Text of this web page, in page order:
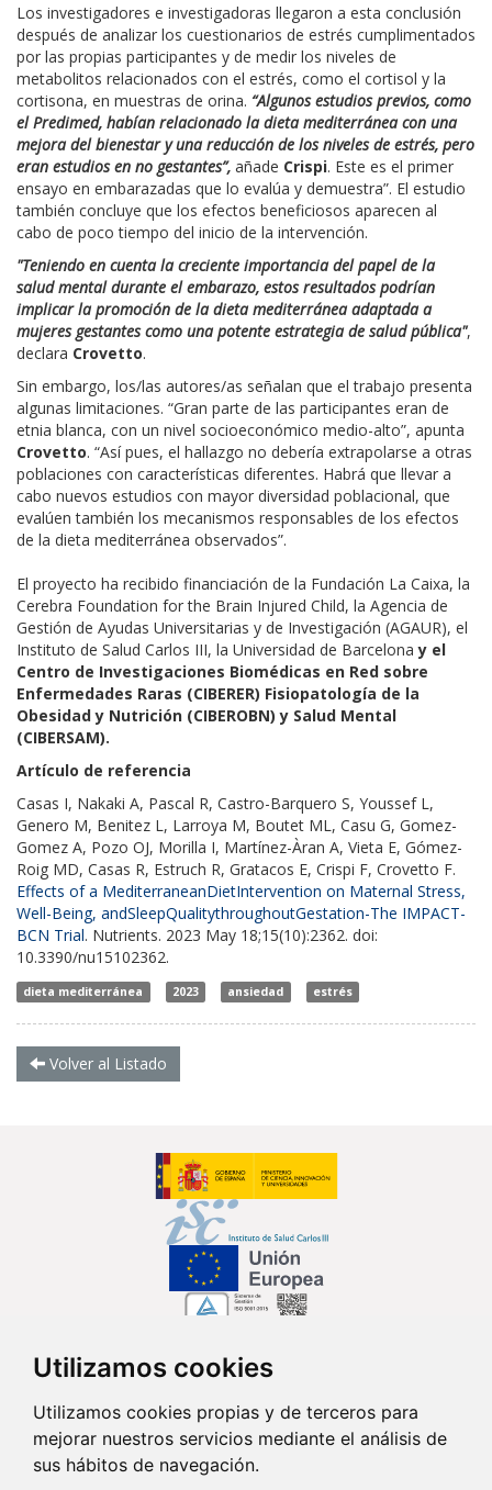
Utilizamos cookies
Utilizamos cookies propias y de terceros para
mejorar nuestros servicios mediante el análisis de
sus hábitos de navegación.
Los investigadores e investigadoras llegaron a esta conclusión
después de analizar los cuestionarios de estrés cumplimentados
por las propias participantes y de medir los niveles de
metabolitos relacionados con el estrés, como el cortisol y la
cortisona, en muestras de orina. “Algunos estudios previos, como
el Predimed, habían relacionado la dieta mediterránea con una
mejora del bienestar y una reducción de los niveles de estrés, pero
eran estudios en no gestantes”, añade Crispi. Este es el primer
ensayo en embarazadas que lo evalúa y demuestra”. El estudio
también concluye que los efectos beneficiosos aparecen al
cabo de poco tiempo del inicio de la intervención.
"Teniendo en cuenta la creciente importancia del papel de la
salud mental durante el embarazo, estos resultados podrían
implicar la promoción de la dieta mediterránea adaptada a
mujeres gestantes como una potente estrategia de salud pública",
declara Crovetto.
Sin embargo, los/las autores/as señalan que el trabajo presenta
algunas limitaciones. “Gran parte de las participantes eran de
etnia blanca, con un nivel socioeconómico medio-alto”, apunta
Crovetto. “Así pues, el hallazgo no debería extrapolarse a otras
poblaciones con características diferentes. Habrá que llevar a
cabo nuevos estudios con mayor diversidad poblacional, que
evalúen también los mecanismos responsables de los efectos
de la dieta mediterránea observados”.
El proyecto ha recibido financiación de la Fundación La Caixa, la
Cerebra Foundation for the Brain Injured Child, la Agencia de
Gestión de Ayudas Universitarias y de Investigación (AGAUR), el
Instituto de Salud Carlos III, la Universidad de Barcelonay el
Centro de Investigaciones Biomédicas en Red sobre
Enfermedades Raras (CIBERER) Fisiopatología de la
Obesidad y Nutrición (CIBEROBN) y Salud Mental
(CIBERSAM).
Artículo de referencia
Casas I, Nakaki A, Pascal R, Castro-Barquero S, Youssef L,
Genero M, Benitez L, Larroya M, Boutet ML, Casu G, Gomez-
Gomez A, Pozo OJ, Morilla I, Martínez-Àran A, Vieta E, Gómez-
Roig MD, Casas R, Estruch R, Gratacos E, Crispi F, Crovetto F.
Effects of a MediterraneanDietIntervention on Maternal Stress,
Well-Being, andSleepQualitythroughoutGestation-The IMPACT-
BCN Trial. Nutrients. 2023 May 18;15(10):2362. doi:
10.3390/nu15102362.
dieta mediterránea 2023 ansiedad estrés
Volver al Listado
Síguenos en...
Contacto